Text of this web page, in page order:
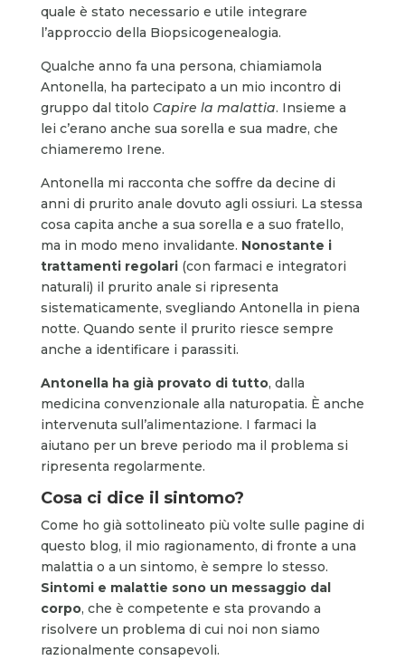
quale è stato necessario e utile integrare
l’approccio della Biopsicogenealogia.
Qualche anno fa una persona, chiamiamola
Antonella, ha partecipato a un mio incontro di
gruppo dal titolo Capire la malattia. Insieme a
lei c’erano anche sua sorella e sua madre, che
chiameremo Irene.
Antonella mi racconta che soffre da decine di
anni di prurito anale dovuto agli ossiuri. La stessa
cosa capita anche a sua sorella e a suo fratello,
ma in modo meno invalidante. Nonostante i
trattamenti regolari(con farmaci e integratori
naturali) il prurito anale si ripresenta
sistematicamente, svegliando Antonella in piena
notte. Quando sente il prurito riesce sempre
anche a identificare i parassiti.
Antonella ha già provato di tutto, dalla
medicina convenzionale alla naturopatia. È anche
intervenuta sull’alimentazione. I farmaci la
aiutano per un breve periodo ma il problema si
ripresenta regolarmente.
Cosa ci dice il sintomo?
Come ho già sottolineato più volte sulle pagine di
questo blog, il mio ragionamento, di fronte a una
malattia o a un sintomo, è sempre lo stesso.
Sintomi e malattie sono un messaggio dal
corpo, che è competente e sta provando a
risolvere un problema di cui noi non siamo
razionalmente consapevoli.